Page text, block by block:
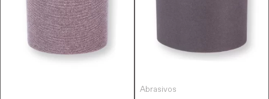
Abrasivos